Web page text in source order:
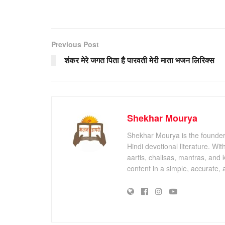
Previous Post
शंकर मेरे जगत पिता है पारवती मेरी माता भजन लिरिक्स
Shekhar Mourya
Shekhar Mourya is the
Hindi devotional literature.
aartis, chalisas, mantras, and
content in a simple, accurate,